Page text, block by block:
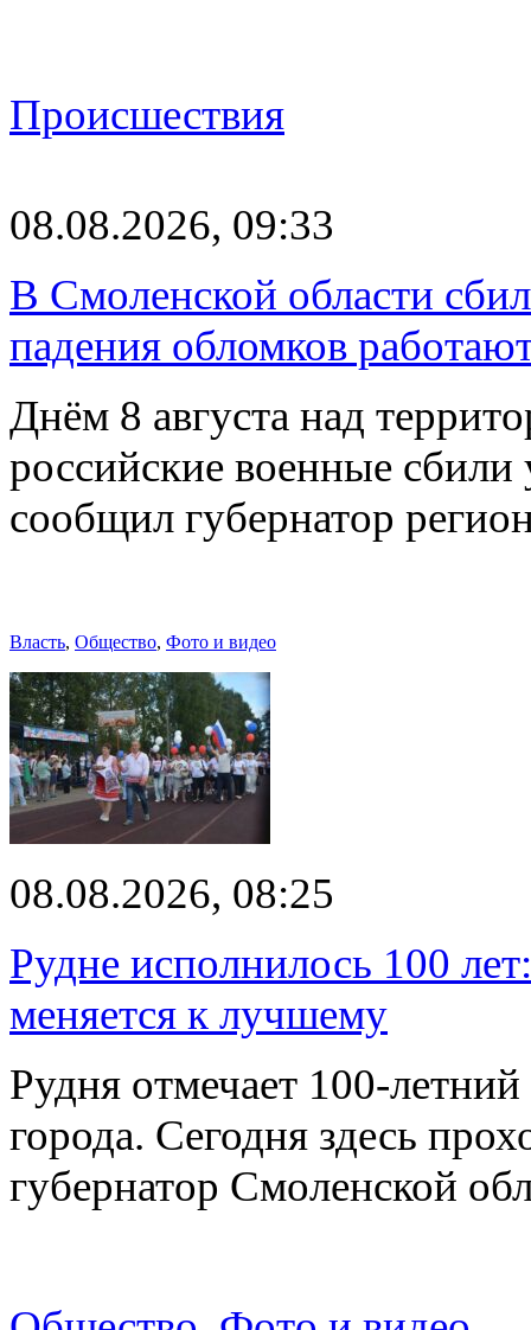
Происшествия
08.08.2026, 09:33
В Смоленской области
падения обломков
Днём 8 августа над
российские военные
сообщил губернатор
Власть, Общество, Фото и видео
08.08.2026, 08:25
Рудне исполнилось 100
меняется к лучшему
Рудня отмечает 100-
города. Сегодня здесь
губернатор Смоленской